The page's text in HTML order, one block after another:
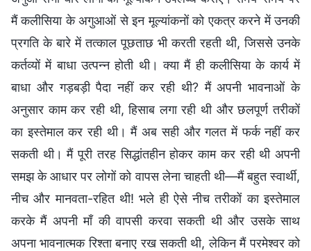
मैं कलीसिया के अगुआओं से इन मूल्यांकनों को एकत्र करने में उनकी
प्रगति के बारे में तत्काल पूछताछ भी करती रहती थी, जिससे उनके
कर्तव्यों में बाधा उत्पन्न होती थी। क्या मैं ही कलीसिया के कार्य में
बाधा और गड़बड़ी पैदा नहीं कर रही थी? मैं अपनी भावनाओं के
अनुसार काम कर रही थी, हिसाब लगा रही थी और छलपूर्ण तरीकों
का इस्तेमाल कर रही थी। मैं अब सही और गलत में फर्क नहीं कर
सकती थी। मैं पूरी तरह सिद्धांतहीन होकर काम कर रही थी अपनी
समझ के आधार पर लोगों को वापस लेना चाहती थी—मैं बहुत स्वार्थी,
नीच और मानवता-रहित थी! भले ही ऐसे नीच तरीकों का इस्तेमाल
करके मैं अपनी माँ की वापसी करवा सकती थी और उसके साथ
अपना भावनात्मक रिश्ता बनाए रख सकती थी, लेकिन मैं परमेश्वर को